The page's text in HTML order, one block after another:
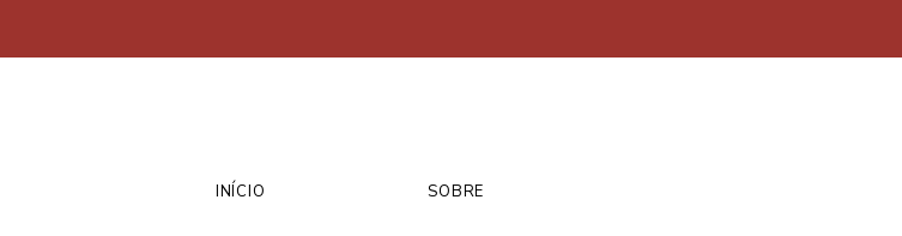
INÍCIO SOBRE